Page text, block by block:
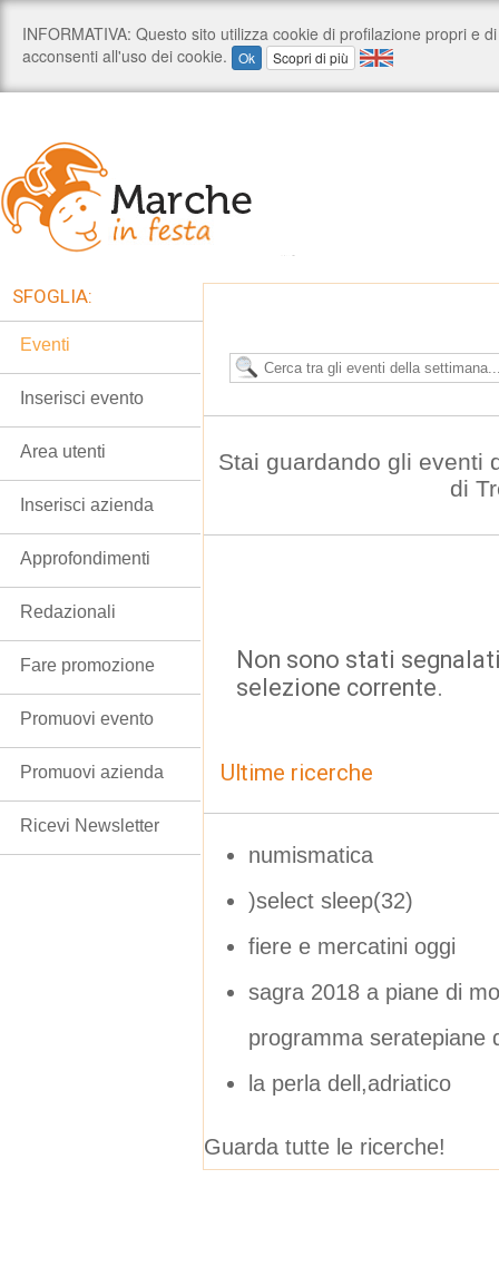
Stai guardando gli eventi
di
Non sono stati
selezione corrente.
Ultime ricerche
numismatica
)select sleep(32)
fiere e mercatini oggi
sagra 2018 a piane di
programma seratepiane
la perla dell,adriatico
Guarda tutte le ricerche!
SFOGLIA:
Eventi
Inserisci evento
Area utenti
Inserisci azienda
Approfondimenti
Redazionali
Fare promozione
Promuovi evento
Promuovi azienda
Ricevi Newsletter